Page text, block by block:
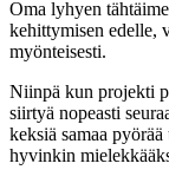
Oma lyhyen
kehittymisen edelle,
myönteisesti.
Niinpä kun projekti
siirtyä nopeasti
keksiä samaa
hyvinkin